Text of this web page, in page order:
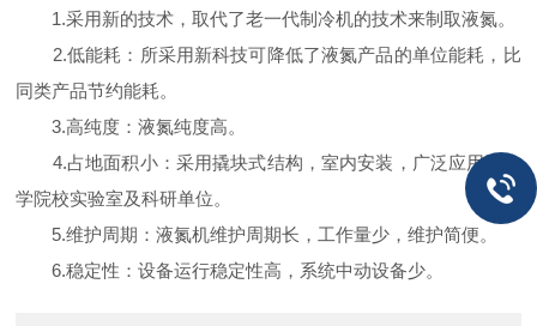
1.采用新的技术，取代了老一代制冷机的技术来制取液氮。
2.低能耗：所采用新科技可降低了液氮产品的单位能耗，比
同类产品节约能耗。
3.高纯度：液氮纯度高。
4.占地面积小：采用撬块式结构，室内安装，广泛应用于大
学院校实验室及科研单位。
5.维护周期：液氮机维护周期长，工作量少，维护简便。
6.稳定性：设备运行稳定性高，系统中动设备少。